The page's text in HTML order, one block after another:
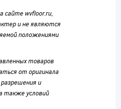
сайте wvfloor.ru,
и не являются
положениями
товаров
от оригинала
и
также условий